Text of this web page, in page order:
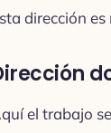
dirección
el trabajo